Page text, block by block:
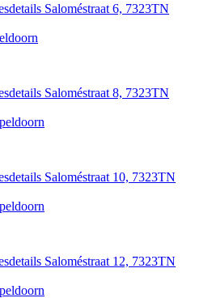
Saloméstraat 6, 7323TN
Saloméstraat 8, 7323TN
Saloméstraat 10, 7323TN
Saloméstraat 12, 7323TN